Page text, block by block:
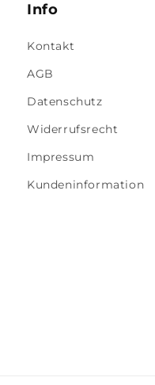
Info
Kontakt
AGB
Datenschutz
Widerrufsrecht
Impressum
Kundeninformation